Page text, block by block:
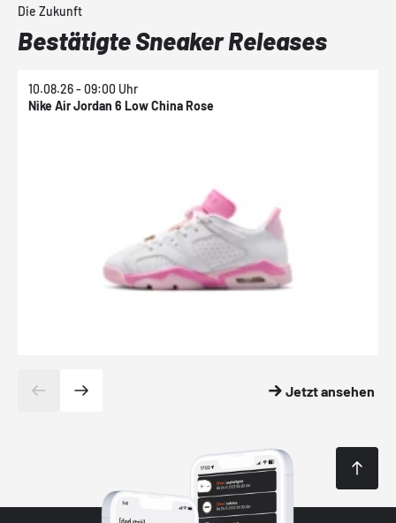
Die Zukunft
Bestätigte Sneaker Releases
10.08.26 - 09:00 Uhr
Nike Air Jordan 6 Low China Rose
Jetzt ansehen